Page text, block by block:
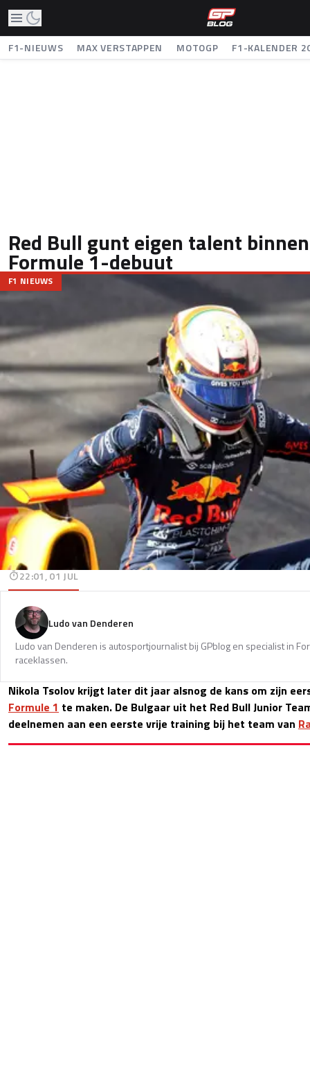
F1-NIEUWS MAX VERSTAPPEN MOTOGP F1-KALENDER
Red Bull gunt eigen talent
Formule 1-debuut
F1 NIEUWS
22:01, 01 JUL
Ludo van Denderen
Ludo van Denderen is autosportjournalist bij GPblog en specialist in
raceklassen.
Nikola Tsolov krijgt later dit jaar alsnog de kans om zijn
Formule 1 te maken. De Bulgaar uit het Red Bull Junior
deelnemen aan een eerste vrije training bij het team van